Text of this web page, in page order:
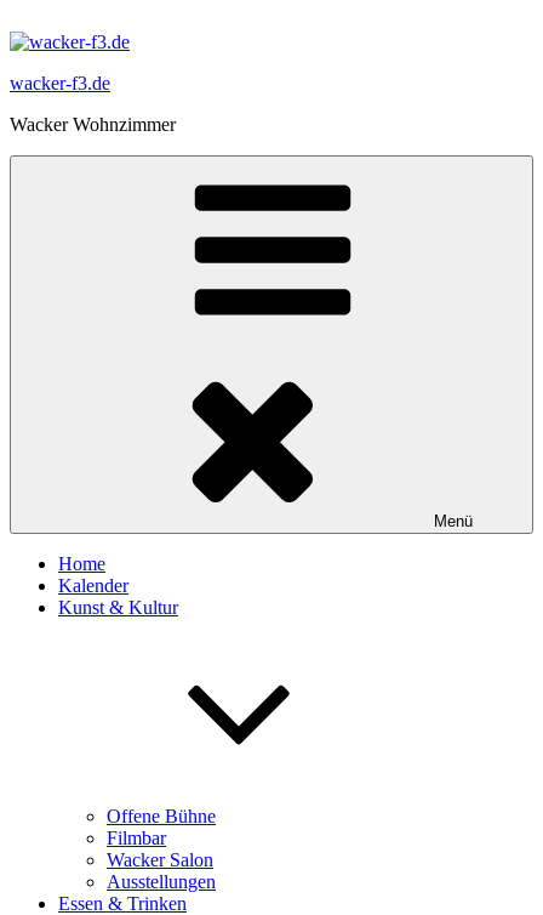
Inhalt
wacker-f3.de
Wacker Wohnzimmer
Menü
Home
Kalender
Kunst & Kultur
Offene Bühne
Filmbar
Wacker Salon
Ausstellungen
Essen & Trinken